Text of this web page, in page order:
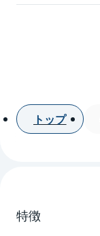
トップ
特徴